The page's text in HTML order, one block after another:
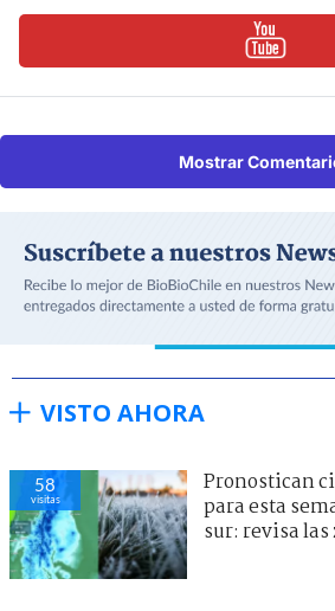
Mostrar
VISTO AHORA
58
visitas
Pronostican
para esta
sur: revisa las